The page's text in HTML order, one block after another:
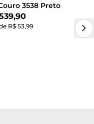
3538 Preto
R$ 53,99